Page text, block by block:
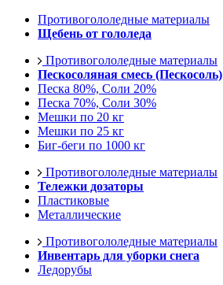
Противогололедные материалы
Щебень от гололеда
Противогололедные материалы
Пескосоляная смесь (Пескосоль)
Песка 80%, Соли 20%
Песка 70%, Соли 30%
Мешки по 20 кг
Мешки по 25 кг
Биг-беги по 1000 кг
Противогололедные материалы
Тележки дозаторы
Пластиковые
Металлические
Противогололедные материалы
Инвентарь для уборки снега
Ледорубы